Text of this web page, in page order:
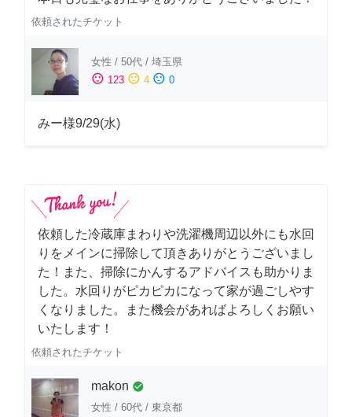
依頼されたチケット
女性 / 50代 / 埼玉県
sentiment_satisfied 123 sentiment_neutral 4 sentiment_dissatisfied 0
みー様9/29(水)
依頼した冷蔵庫まわりや洗濯機周辺以外にも水回
りをメインに掃除して頂きありがとうございまし
た！また、掃除にかんするアドバイスも助かりま
した。水回りがピカピカになって家が過ごしやす
くなりました。また機会があればよろしくお願い
いたします！
依頼されたチケット
makon check_circle
女性 / 60代 / 東京都